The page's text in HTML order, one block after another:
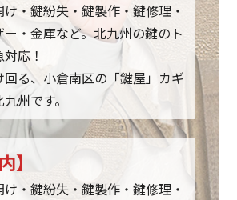
・鍵紛失・鍵製作・鍵修理・
・金庫など。北九州の鍵のト
応！
回る、小倉南区の「鍵屋」カギ
州です。
】
・鍵紛失・鍵製作・鍵修理・